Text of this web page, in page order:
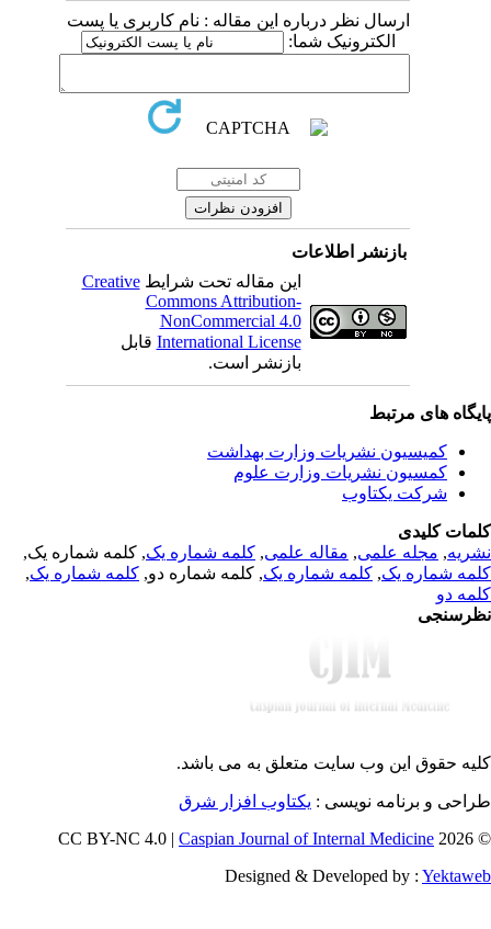
ارسال نظر درباره این مقاله : نام کاربری یا پست
الکترونیک شما:
بازنشر اطلاعات
این مقاله تحت شرایطCreative
Commons Attribution-
NonCommercial 4.0
International Licenseقابل
بازنشر است.
های مرتبط
کمیسیون نشریات وزارت بهداشت
کمسیون نشریات وزارت علوم
شرکت یکتاوب
کلیدی
,مجله علمی, مقاله علمی, کلمه شماره یک, کلمه شماره یک,
شماره یک,کلمه شماره یک, کلمه شماره دو,کلمه شماره یک,
دو
حقوق این وب سایت متعلق بهمی باشد.
و برنامه نویسی : یکتاوب افزار شرق
©
Caspian Journal of Internal Medicine
Designed & Developed by :